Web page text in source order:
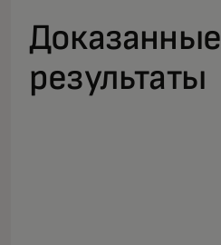
Доказанные
результаты